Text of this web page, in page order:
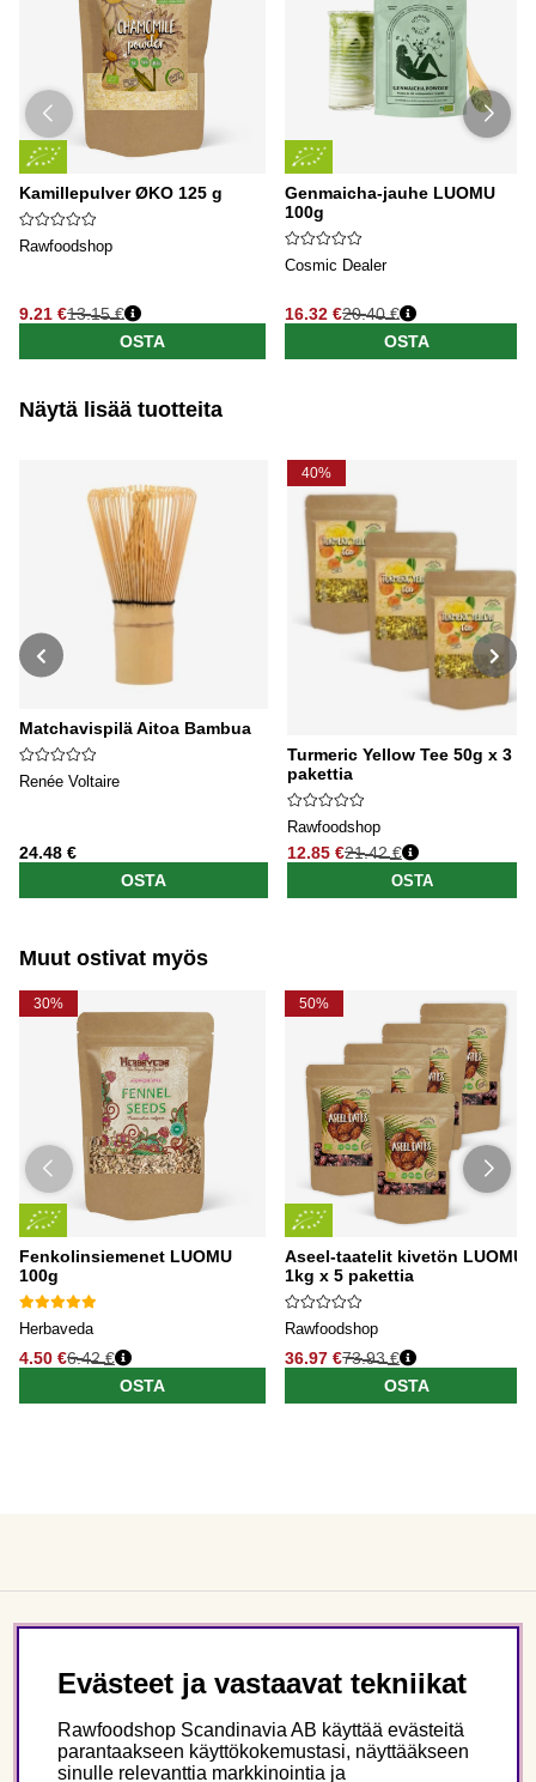
Kamillepulver ØKO 125 g
Rawfoodshop
9.21 €13.15 €
OSTA
Genmaicha-jauhe LUOMU
100g
Cosmic Dealer
16.32 €20.40 €
OSTA
Näytä lisää tuotteita
Matchavispilä Aitoa Bambua
Renée Voltaire
24.48 €
OSTA
40%
Turmeric Yellow Tee 50g x 3
pakettia
Rawfoodshop
12.85 €
Normaali hinta
21.42 €
OSTA
Muut ostivat myös
30%
Fenkolinsiemenet LUOMU
100g
Herbaveda
4.50 €6.42 €
OSTA
50%
Aseel-taatelit kivetön LUOMU
1kg x 5 pakettia
Rawfoodshop
36.97 €73.93 €
OSTA
Evästeet ja vastaavat tekniikat
Rawfoodshop Scandinavia AB käyttää evästeitä
parantaakseen käyttökokemustasi, näyttääkseen
sinulle relevanttia markkinointia ja